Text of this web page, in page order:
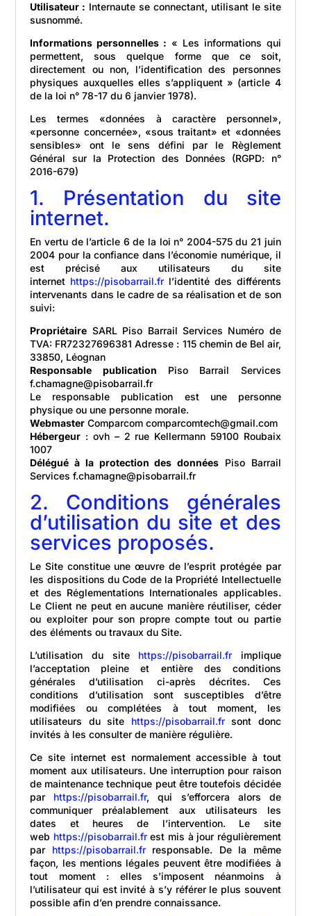
Utilisateur : Internaute se connectant, utilisant le site
susnommé.
Informations personnelles : « Les informations qui
permettent, sous quelque forme que ce soit,
directement ou non, l’identification des personnes
physiques auxquelles elles s’appliquent » (article 4
de la loi n° 78-17 du 6 janvier 1978).
Les termes «données à caractère personnel»,
«personne concernée», «sous traitant» et «données
sensibles» ont le sens défini par le Règlement
Général sur la Protection des Données (RGPD: n°
2016-679)
1. Présentation du site
internet.
En vertu de l’article 6 de la loi n° 2004-575 du 21 juin
2004 pour la confiance dans l’économie numérique, il
est précisé aux utilisateurs du site
internet https://pisobarrail.fr l’identité des différents
intervenants dans le cadre de sa réalisation et de son
suivi:
Propriétaire SARL Piso Barrail Services Numéro de
TVA: FR72327696381 Adresse : 115 chemin de Bel air,
33850, Léognan
Responsable publication
Piso Barrail Services
f.chamagne@pisobarrail.fr
Le responsable publication est une personne
physique ou une personne morale.
Webmaster Comparcom comparcomtech@gmail.com
Hébergeur : ovh – 2 rue Kellermann 59100 Roubaix
1007
Délégué à la protection des données Piso Barrail
Services f.chamagne@pisobarrail.fr
2. Conditions générales
d’utilisation du site et des
services proposés.
Le Site constitue une œuvre de l’esprit protégée par
les dispositions du Code de la Propriété Intellectuelle
et des Réglementations Internationales applicables.
Le Client ne peut en aucune manière réutiliser, céder
ou exploiter pour son propre compte tout ou partie
des éléments ou travaux du Site.
L’utilisation du site
https://pisobarrail.fr
implique
l’acceptation pleine et entière des conditions
générales d’utilisation ci-après décrites. Ces
conditions d’utilisation sont susceptibles d’être
modifiées ou complétées à tout moment, les
utilisateurs du site
https://pisobarrail.fr sont donc
invités à les consulter de manière régulière.
Ce site internet est normalement accessible à tout
moment aux utilisateurs. Une interruption pour raison
de maintenance technique peut être toutefois décidée
par
https://pisobarrail.fr, qui s’efforcera alors de
communiquer préalablement aux utilisateurs les
dates et heures de l’intervention. Le site
web https://pisobarrail.fr est mis à jour régulièrement
par
https://pisobarrail.fr responsable. De la même
façon, les mentions légales peuvent être modifiées à
tout moment : elles s’imposent néanmoins à
l’utilisateur qui est invité à s’y référer le plus souvent
possible afin d’en prendre connaissance.